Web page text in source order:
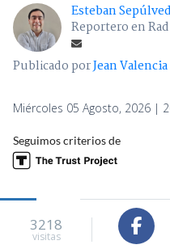
Esteban
Reportero en
Publicado porJean Valencia
Miércoles 05 Agosto, 2026 |
Seguimos criterios de
3218
visitas